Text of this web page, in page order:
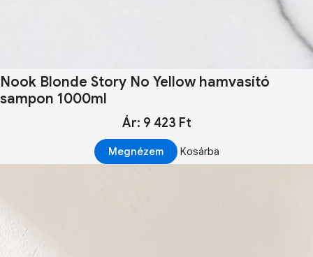
Nook Blonde Story No Yellow hamvasító
sampon 1000ml
Ár: 9 423 Ft
Megnézem Kosárba